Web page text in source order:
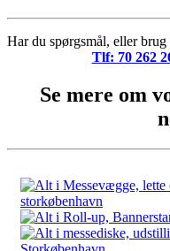
Har du spørgsmål, eller
Tlf: 70 262
Se mere om